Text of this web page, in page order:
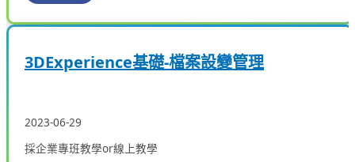
3DExperience基礎-檔案設變管理
2023-06-29
採企業專班教學or線上教學